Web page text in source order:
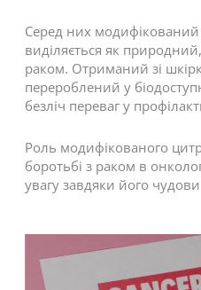
Серед них
виділяється як
раком. Отриманий зі
перероблений у
безліч переваг у
Роль модифікованого
боротьбі з раком в
увагу завдяки його